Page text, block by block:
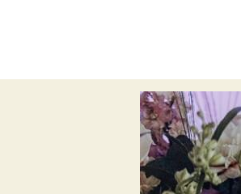
All Weihnachten